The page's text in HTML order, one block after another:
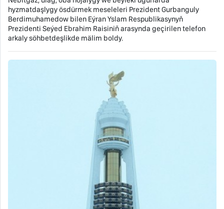
hyzmatdaşlygy ösdürmek meseleleri Prezident Gurbanguly
Berdimuhamedow bilen Eýran Yslam Respublikasynyň
Prezidenti Seýed Ebrahim Raisiniň arasynda geçirilen telefon
arkaly söhbetdeşlikde mälim boldy.